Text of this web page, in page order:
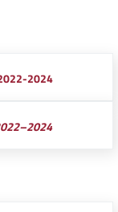
2022-2024